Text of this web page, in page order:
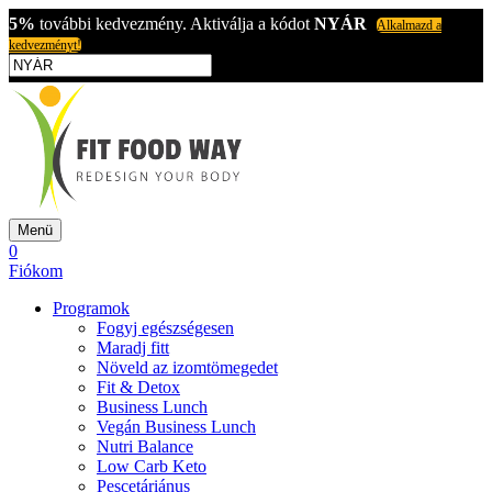
5% további kedvezmény. Aktiválja a kódot NYÁR
Alkalmazd a
kedvezményt!
Menü
0
Fiókom
Programok
Fogyj egészségesen
Maradj fitt
Növeld az izomtömegedet
Fit & Detox
Business Lunch
Vegán Business Lunch
Nutri Balance
Low Carb Keto
Pescetáriánus